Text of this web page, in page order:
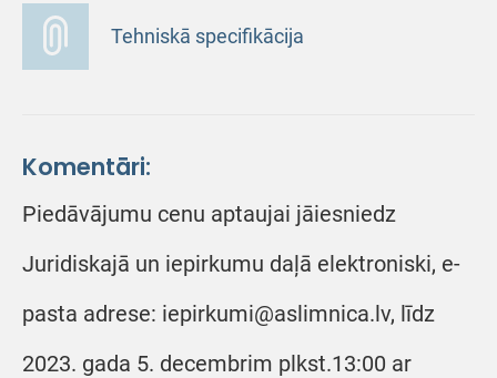
Tehniskā specifikācija
Komentāri:
Piedāvājumu cenu aptaujai jāiesniedz
Juridiskajā un iepirkumu daļā elektroniski, e-
pasta adrese: iepirkumi@aslimnica.lv, līdz
2023. gada 5. decembrim plkst.13:00 ar